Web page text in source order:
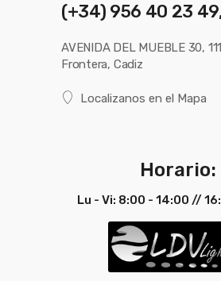
(+34) 956 40 23
AVENIDA DEL MUEBLE 30,
Frontera, Cadiz
Localizanos en el Mapa
Horario:
Lu - Vi: 8:00 - 14:00 //